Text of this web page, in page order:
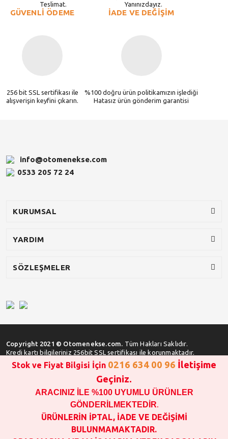
Teslimat.
Yanınızdayız.
GÜVENLİ ÖDEME
256 bit SSL sertifikası ile
alışverişin keyfini çıkarın.
İADE VE DEĞİŞİM
%100 doğru ürün politikamızın işlediği
Hatasız ürün gönderim garantisi
info@otomenekse.com
0533 205 72 24
KURUMSAL
YARDIM
SÖZLEŞMELER
Copyright 2021 © Otomenekse.com. Tüm Hakları Saklıdır.
Kredi kartı bilgileriniz 256bit SSL sertifikası ile korunmaktadır.
SATIN ALMA İŞLEMİ YAPMADAN ÖNCE
STOK VE FİYAT BİLGİSİ ALINIZ !!!
1000 TL VE ÜSTÜ SİPARİŞ VERİLEBİLİR!!!
OPAR MARKA VE MAİS MARKA YEDEK PARÇALARIN
GARANTİSİ YOKTUR!!!!!!!!!!!
Stok ve Fiyat Bilgisi İçin 0216 634 00 96 İletişime
Geçiniz.
ARACINIZ İLE %100 UYUMLU ÜRÜNLER
GÖNDERİLMEKTEDİR.
ÜRÜNLERİN İPTAL, İADE VE DEĞİŞİMİ
BULUNMAMAKTADIR.